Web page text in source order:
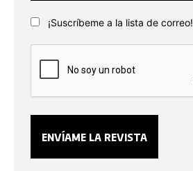
¡Suscríbeme a la lista de correo!